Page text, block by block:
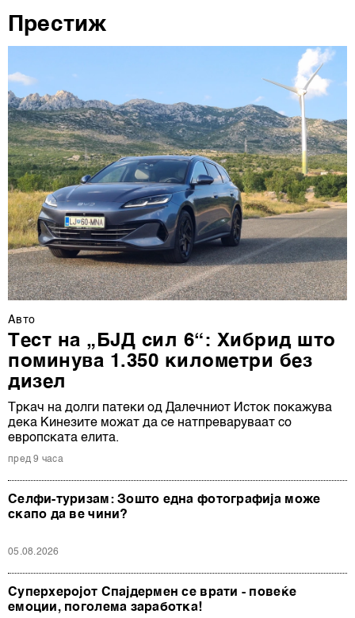
ја повлечете без негативни последици.
Престиж
Авто
Тест на „БЈД сил 6“: Хибрид што
поминува 1.350 километри без
дизел
Тркач на долги патеки од Далечниот Исток покажува
дека Кинезите можат да се натпреваруваат со
европската елита.
пред 9 часа
Селфи-туризам: Зошто една фотографија може
скапо да ве чини?
05.08.2026
Суперхеројот Спајдермен се врати - повеќе
емоции, поголема заработка!